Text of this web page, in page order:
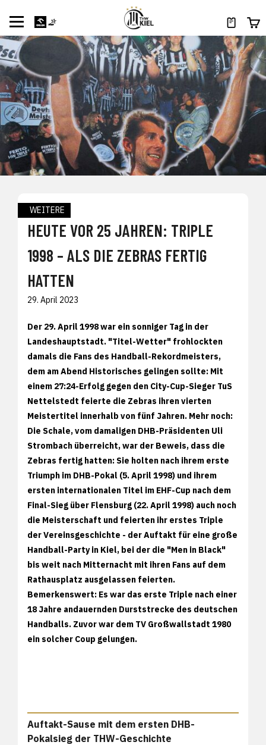
WEITERE
HEUTE VOR 25 JAHREN: TRIPLE
1998 – ALS DIE ZEBRAS FERTIG
HATTEN
29. April 2023
Der 29. April 1998 war ein sonniger Tag in der
Landeshauptstadt. "Titel-Wetter" frohlockten
damals die Fans des Handball-Rekordmeisters,
dem am Abend Historisches gelingen sollte: Mit
einem 27:24-Erfolg gegen den City-Cup-Sieger TuS
Nettelstedt feierte die Zebras ihren vierten
Meistertitel innerhalb von fünf Jahren. Mehr noch:
Die Schale, vom damaligen DHB-Präsidenten Uli
Strombach überreicht, war der Beweis, dass die
Zebras fertig hatten: Sie holten nach ihrem erste
Triumph im DHB-Pokal (5. April 1998) und ihrem
ersten internationalen Titel im EHF-Cup nach dem
Final-Sieg über Flensburg (22. April 1998) auch noch
die Meisterschaft und feierten ihr erstes Triple
der Vereinsgeschichte - der Auftakt für eine große
Handball-Party in Kiel, bei der die "Men in Black"
bis weit nach Mitternacht mit ihren Fans auf dem
Rathausplatz ausgelassen feierten.
Bemerkenswert: Es war das erste Triple nach einer
18 Jahre andauernden Durststrecke des deutschen
Handballs. Zuvor war dem TV Großwallstadt 1980
ein solcher Coup gelungen.
Auftakt-Sause mit dem ersten DHB-
Pokalsieg der THW-Geschichte